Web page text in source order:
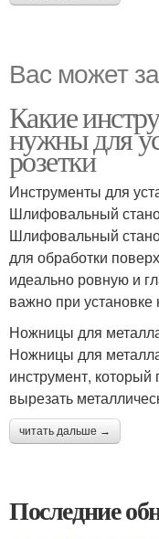
Вас может
Какие
нужны для
розетки
Инструменты для
Шлифовальный
Шлифовальный
для обработки
идеально ровную и
важно при установке
Ножницы для
Ножницы для
инструмент,
вырезать
читать дальше →
Последние